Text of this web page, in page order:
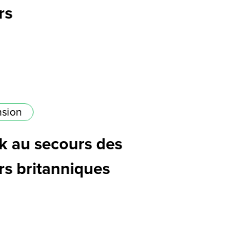
au secours des
britanniques